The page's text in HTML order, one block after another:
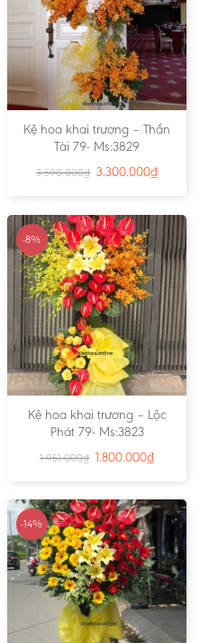
Kệ hoa khai trương – Thần
Tài 79- Ms:3829
3.590.000₫ 3.300.000₫
-8%
Kệ hoa khai trương – Lộc
Phát 79- Ms:3823
1.951.000₫ 1.800.000₫
-14%